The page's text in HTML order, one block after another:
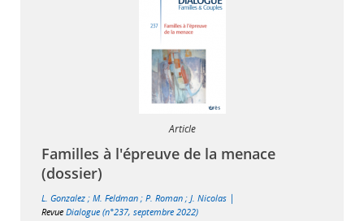
Article
Familles à l'épreuve de la menace
(dossier)
L. Gonzalez ; M. Feldman ; P. Roman ; J. Nicolas |
Revue Dialogue (n°237, septembre 2022)